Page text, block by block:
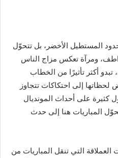
المستطيل الأخضر، بل تتحوّل
ومرآة تعكس مزاج الناس
تبدو أكثر تأثيرًا من الخطاب
إلى احتكاكات تتجاوز
كثيرة على أحداث المونديال
المباريات هنا إلى حدث
التي تنقل المباريات من